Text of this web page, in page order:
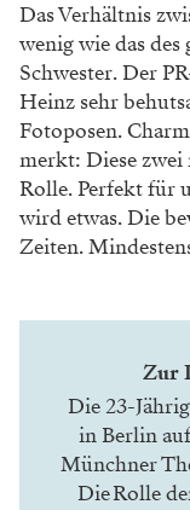
Das Verhältnis
wenig wie das
Schwester. Der
Heinz sehr
Fotoposen.
merkt: Diese
Rolle. Perfekt für
wird etwas. Die
Zeiten.
Zur
Die 23-
in Berlin
Münchner
Die Rolle